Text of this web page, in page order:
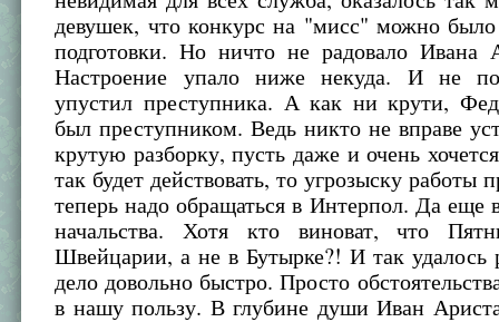
девушек, что конкурс на "мисс" можно было
подготовки. Но ничто не радовало Ивана
Настроение упало ниже некуда. И не
упустил преступника. А как ни крути,
был преступником. Ведь никто не вправе
крутую разборку, пусть даже и очень
так будет действовать, то угрозыску работы
теперь надо обращаться в Интерпол. Да еще
начальства. Хотя кто виноват, что
Швейцарии, а не в Бутырке?! И так удалось
дело довольно быстро. Просто
в нашу пользу. В глубине души Иван